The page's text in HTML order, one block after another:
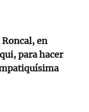
en
para hacer